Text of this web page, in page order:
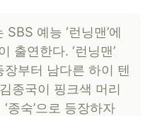
예능 ‘런닝맨’에
출연한다. ‘런닝맨’
부터 남다른 하이 텐
종국이 핑크색 머리
종숙’으로 등장하자